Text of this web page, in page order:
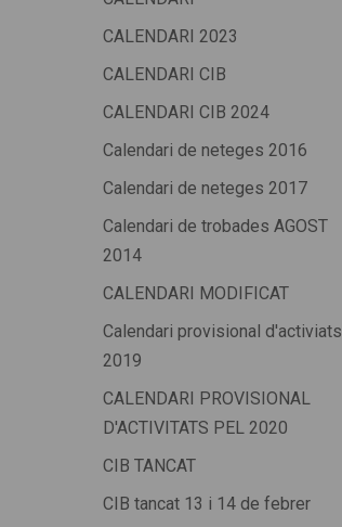
CALENDARI 2023
CALENDARI CIB
CALENDARI CIB 2024
Calendari de neteges 2016
Calendari de neteges 2017
Calendari de trobades AGOST
2014
CALENDARI MODIFICAT
Calendari provisional d'activiats
2019
CALENDARI PROVISIONAL
D'ACTIVITATS PEL 2020
CIB TANCAT
CIB tancat 13 i 14 de febrer